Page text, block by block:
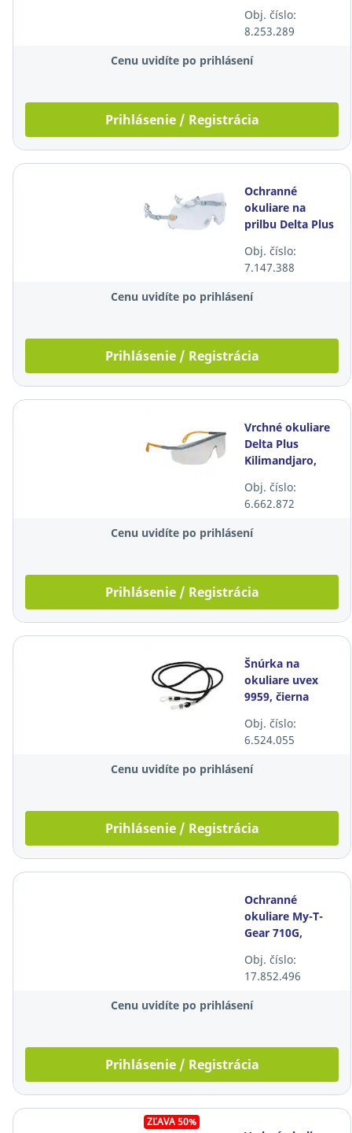
Obj. číslo:
8.253.289
Cenu uvidíte po prihlásení
Prihlásenie / Registrácia
Ochranné
okuliare na
prilbu Delta Plus
Obj. číslo:
7.147.388
Cenu uvidíte po prihlásení
Prihlásenie / Registrácia
Vrchné okuliare
Delta Plus
Kilimandjaro,
Obj. číslo:
6.662.872
Cenu uvidíte po prihlásení
Prihlásenie / Registrácia
Šnúrka na
okuliare uvex
9959, čierna
Obj. číslo:
6.524.055
Cenu uvidíte po prihlásení
Prihlásenie / Registrácia
Ochranné
okuliare My-T-
Gear 710G,
Obj. číslo:
17.852.496
Cenu uvidíte po prihlásení
Prihlásenie / Registrácia
ZĽAVA 50%